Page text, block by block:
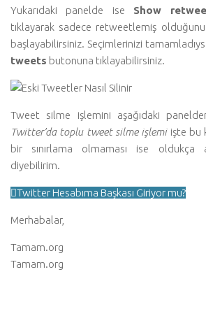
Yukarıdaki panelde ise Show
tıklayarak sadece retweetlemiş
başlayabilirsiniz. Seçimlerinizi
tweets butonuna tıklayabilirsiniz.
Tweet silme işlemini aşağıdaki
Twitter’da toplu tweet silme işlemiişte bu
bir sınırlama olmaması ise oldukça
diyebilirim.
Twitter Hesabıma Başkası Giriyor mu?
Merhabalar,
Tamam.org
Tamam.org